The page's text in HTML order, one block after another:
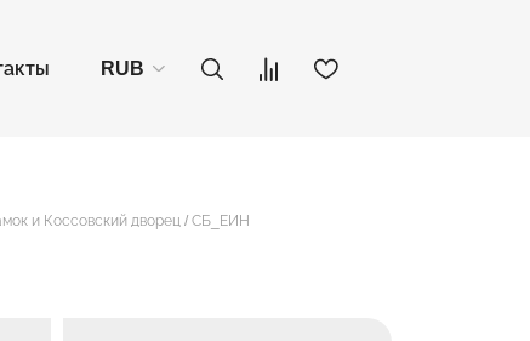
RUB
и Коссовский дворец / СБ_ЕИН